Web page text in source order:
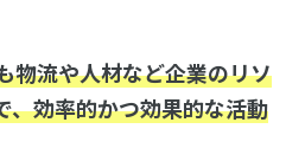
流や人材など企業のリソ
、効率的かつ効果的な活動